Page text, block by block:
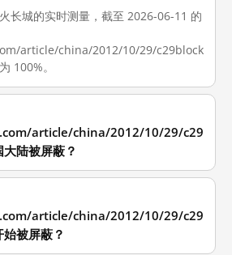
长城的实时测量，截至 2026-06-11 的
article/china/2012/10/29/c29block
100%。
article/china/2012/10/29/c29
陆被屏蔽？
article/china/2012/10/29/c29
被屏蔽？